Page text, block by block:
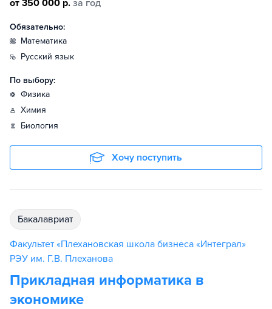
от 350 000 р. за год
Обязательно:
математика
русский язык
По выбору:
физика
химия
биология
Хочу поступить
бакалавриат
Факультет «Плехановская школа бизнеса «Интеграл»
РЭУ им. Г.В. Плеханова
Прикладная информатика в
экономике